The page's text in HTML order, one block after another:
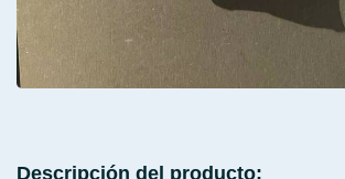
Descripción del producto: